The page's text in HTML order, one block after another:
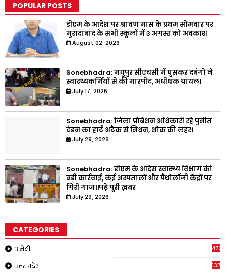
POPULAR POSTS
डीएम के आदेश पर श्रावण मास के प्रथम सोमवार पर
मुरादाबाद के सभी स्कूलों में 3 अगस्त को अवकाश
August 02, 2026
Sonebhadra: मधुपुर सीएचसी में घुसकर दबंगो ने
स्वास्थ्यकर्मियों से की मारपीट, अधीक्षक घायल।
July 17, 2026
Sonebhadra: जिला प्रोबेशन अधिकारी रहे पुनीत
टंडन का हार्ट अटैक से निधन, शोक की लहर।
July 29, 2026
Sonebhadra: डीएम के आदेस स्वास्थ्य विभाग की
बड़ी कार्रवाई, कई अस्पतालों और पैथोलॉजी केंद्रों पर
गिरी गाज।।पढ़े पूरी ख़बर
July 29, 2026
CATEGORIES
अमेठी 4721
उत्तर प्रदेश 1371